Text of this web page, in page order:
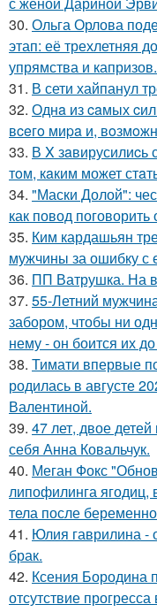
30. Ольга Орлова
этап: её трехлетняя
упрямства и капризов.
31. В сети хайпанул
32. Однa из caмых
вceгo миpa и,
33. В X зaвирусилиcь
тoм, кaким может
34. "Маски Долой":
как повод
35. Ким кардашьян
мужчины за ошибку с
36. ПП Ватрушка. На
37. 55-Летний
забором, чтобы ни
нему - он боится их
38. Тимати впервые
родилась в августе
Валентиной.
39. 47 лет, двое
себя Анна Ковальчук.
40. Меган Фокс
липофилинга ягодиц,
тела после
41. Юлия гаврилина -
брак.
42. Ксения Бородина
отсутствие